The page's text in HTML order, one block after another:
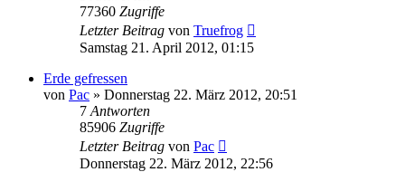
77360 Zugriffe
Letzter Beitrag von Truefrog
Samstag 21. April 2012, 01:15
Erde gefressen
von Pac » Donnerstag 22. März 2012, 20:51
7 Antworten
85906 Zugriffe
Letzter Beitrag von Pac
Donnerstag 22. März 2012, 22:56